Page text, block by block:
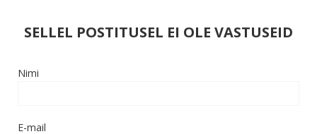
SELLEL POSTITUSEL EI OLE VASTUSEID
Nimi
E-mail